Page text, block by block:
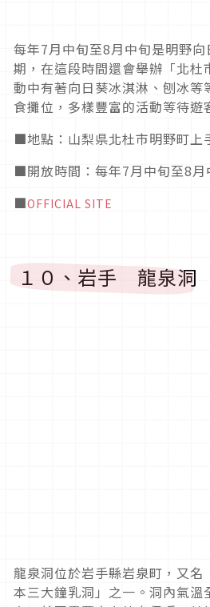
每年7月中旬至8月中旬是明野
期，在這段時間還會舉辦「北杜
動中有著向日葵冰淇淋、刨冰等
食攤位，多樣豐富的活動等待遊
■地點：山梨県北杜市明野町上
■開放時間：每年7月中旬至8月
■OFFICIAL SITE
１０、岩手 龍泉洞
龍泉洞位於岩手縣岩泉町，又名
本三大鐘乳洞」之一。洞內氣溫